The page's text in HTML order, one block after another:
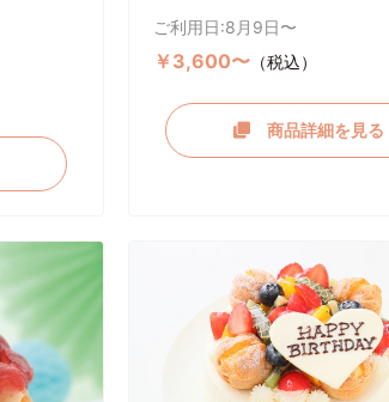
ご利用日:8月9日〜
￥3,600〜 （税込）
商品詳細を見る